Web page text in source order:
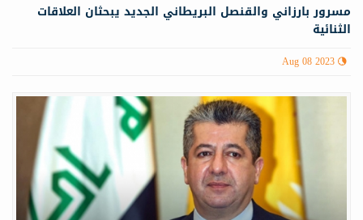
مسرور بارزاني والقنصل البريطاني الجديد يبحثان العلاقات
الثنائية
Aug 08 2023